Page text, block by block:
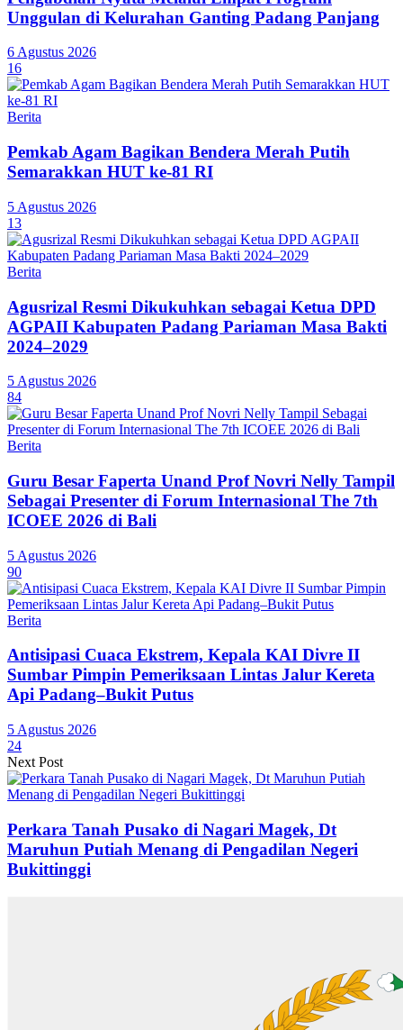
Unggulan di Kelurahan Ganting Padang Panjang
6 Agustus 2026
16
Berita
Pemkab Agam Bagikan Bendera Merah Putih
Semarakkan HUT ke-81 RI
5 Agustus 2026
13
Berita
Agusrizal Resmi Dikukuhkan sebagai Ketua DPD
AGPAII Kabupaten Padang Pariaman Masa Bakti
2024–2029
5 Agustus 2026
84
Berita
Guru Besar Faperta Unand Prof Novri Nelly Tampil
Sebagai Presenter di Forum Internasional The 7th
ICOEE 2026 di Bali
5 Agustus 2026
90
Berita
Antisipasi Cuaca Ekstrem, Kepala KAI Divre II
Sumbar Pimpin Pemeriksaan Lintas Jalur Kereta
Api Padang–Bukit Putus
5 Agustus 2026
24
Next Post
Perkara Tanah Pusako di Nagari Magek, Dt
Maruhun Putiah Menang di Pengadilan Negeri
Bukittinggi